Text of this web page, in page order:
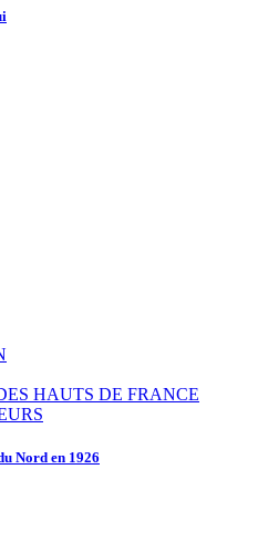
HAUTS DE FRANCE
Nord en 1926